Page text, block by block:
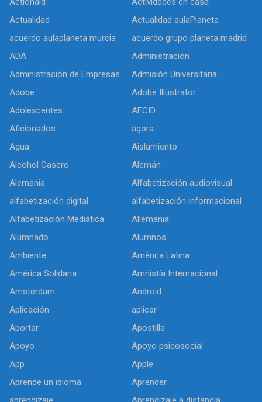
Actualidad
Actualidad aulaPlaneta
acuerdo aulaplaneta murcia
acuerdo grupo planeta madrid
ADA
Administración
Administración de Empresas
Admisión Universitaria
Adobe
Adobe Illustrator
Adolescentes
AECID
Aficionados
ágora
Agua
Aislamiento
Alcohol Casero
Alemán
Alemania
Alfabetización audiovisual
alfabetización digital
alfabetización informacional
Alfabetización Mediática
Allemania
Alumnado
Alumnos
Ambiente
América Latina
América Solidaria
Amnistía Internacional
Amsterdam
Android
Aplicación
aplicar
Aportar
Apostilla
Apoyo
Apoyo psicosocial
App
Apple
Aprende un idioma
Aprender